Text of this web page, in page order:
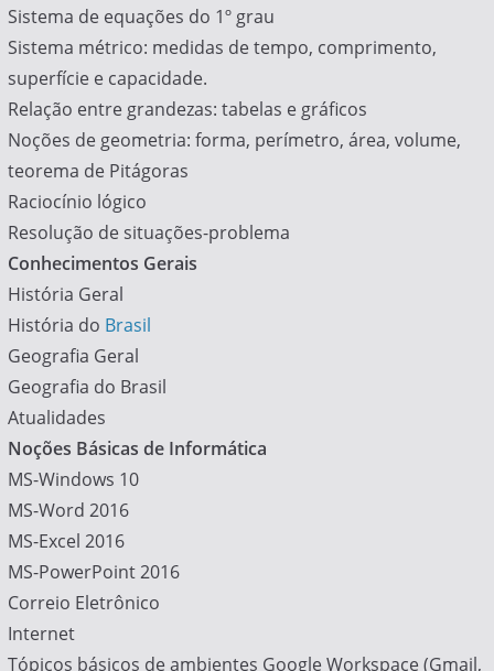
Sistema de equações do 1º grau
Sistema métrico: medidas de tempo, comprimento,
superfície e capacidade.
Relação entre grandezas: tabelas e gráficos
Noções de geometria: forma, perímetro, área, volume,
teorema de Pitágoras
Raciocínio lógico
Resolução de situações-problema
Conhecimentos Gerais
História Geral
História do Brasil
Geografia Geral
Geografia do Brasil
Atualidades
Noções Básicas de Informática
MS-Windows 10
MS-Word 2016
MS-Excel 2016
MS-PowerPoint 2016
Correio Eletrônico
Internet
Tópicos básicos de ambientes Google Workspace (Gmail,